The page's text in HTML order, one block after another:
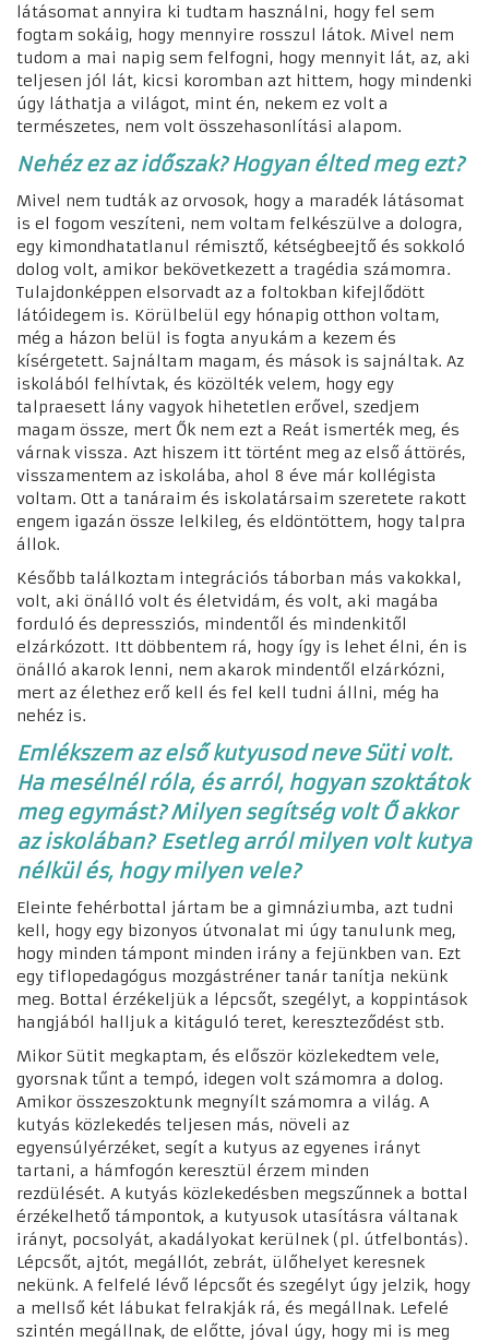
látásomat annyira ki tudtam használni, hogy fel sem
fogtam sokáig, hogy mennyire rosszul látok. Mivel nem
tudom a mai napig sem felfogni, hogy mennyit lát, az, aki
teljesen jól lát, kicsi koromban azt hittem, hogy mindenki
úgy láthatja a világot, mint én, nekem ez volt a
természetes, nem volt összehasonlítási alapom.
Nehéz ez az időszak? Hogyan élted meg ezt?
Mivel nem tudták az orvosok, hogy a maradék látásomat
is el fogom veszíteni, nem voltam felkészülve a dologra,
egy kimondhatatlanul rémisztő, kétségbeejtő és sokkoló
dolog volt, amikor bekövetkezett a tragédia számomra.
Tulajdonképpen elsorvadt az a foltokban kifejlődött
látóidegem is. Körülbelül egy hónapig otthon voltam,
még a házon belül is fogta anyukám a kezem és
kísérgetett. Sajnáltam magam, és mások is sajnáltak. Az
iskolából felhívtak, és közölték velem, hogy egy
talpraesett lány vagyok hihetetlen erővel, szedjem
magam össze, mert Ők nem ezt a Reát ismerték meg, és
várnak vissza. Azt hiszem itt történt meg az első áttörés,
visszamentem az iskolába, ahol 8 éve már kollégista
voltam. Ott a tanáraim és iskolatársaim szeretete rakott
engem igazán össze lelkileg, és eldöntöttem, hogy talpra
állok.
Később találkoztam integrációs táborban más vakokkal,
volt, aki önálló volt és életvidám, és volt, aki magába
forduló és depressziós, mindentől és mindenkitől
elzárkózott. Itt döbbentem rá, hogy így is lehet élni, én is
önálló akarok lenni, nem akarok mindentől elzárkózni,
mert az élethez erő kell és fel kell tudni állni, még ha
nehéz is.
Emlékszem az első kutyusod neve Süti volt.
Ha mesélnél róla, és arról, hogyan szoktátok
meg egymást? Milyen segítség volt Ő akkor
az iskolában? Esetleg arról milyen volt kutya
nélkül és, hogy milyen vele?
Eleinte fehérbottal jártam be a gimnáziumba, azt tudni
kell, hogy egy bizonyos útvonalat mi úgy tanulunk meg,
hogy minden támpont minden irány a fejünkben van. Ezt
egy tiflopedagógus mozgástréner tanár tanítja nekünk
meg. Bottal érzékeljük a lépcsőt, szegélyt, a koppintások
hangjából halljuk a kitáguló teret, kereszteződést stb.
Mikor Sütit megkaptam, és először közlekedtem vele,
gyorsnak tűnt a tempó, idegen volt számomra a dolog.
Amikor összeszoktunk megnyílt számomra a világ. A
kutyás közlekedés teljesen más, növeli az
egyensúlyérzéket, segít a kutyus az egyenes irányt
tartani, a hámfogón keresztül érzem minden
rezdülését. A kutyás közlekedésben megszűnnek a bottal
érzékelhető támpontok, a kutyusok utasításra váltanak
irányt, pocsolyát, akadályokat kerülnek (pl. útfelbontás).
Lépcsőt, ajtót, megállót, zebrát, ülőhelyet keresnek
nekünk. A felfelé lévő lépcsőt és szegélyt úgy jelzik, hogy
a mellső két lábukat felrakják rá, és megállnak. Lefelé
szintén megállnak, de előtte, jóval úgy, hogy mi is meg